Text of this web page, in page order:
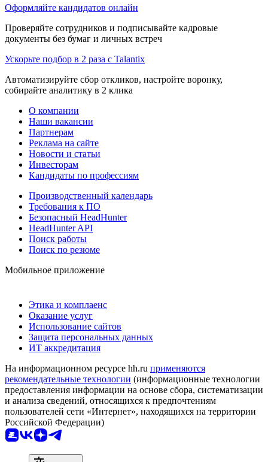
Оформляйте кандидатов онлайн
Проверяйте сотрудников и подписывайте кадровые
документы без бумаг и личных встреч
Ускорьте подбор в 2 раза с Talantix
Автоматизируйте сбор откликов, настройте воронку,
собирайте аналитику в 2 клика
О компании
Наши вакансии
Партнерам
Реклама на сайте
Новости и статьи
Инвесторам
Кандидаты по профессиям
Производственный календарь
Требования к ПО
Безопасный HeadHunter
HeadHunter API
Поиск работы
Поиск по резюме
Мобильное приложение
Этика и комплаенс
Оказание услуг
Использование сайтов
Защита персональных данных
ИТ аккредитация
На информационном ресурсе hh.ru применяются
рекомендательные технологии (информационные технологии
предоставления информации на основе сбора, систематизации
и анализа сведений, относящихся к предпочтениям
пользователей сети «Интернет», находящихся на территории
Российской Федерации)